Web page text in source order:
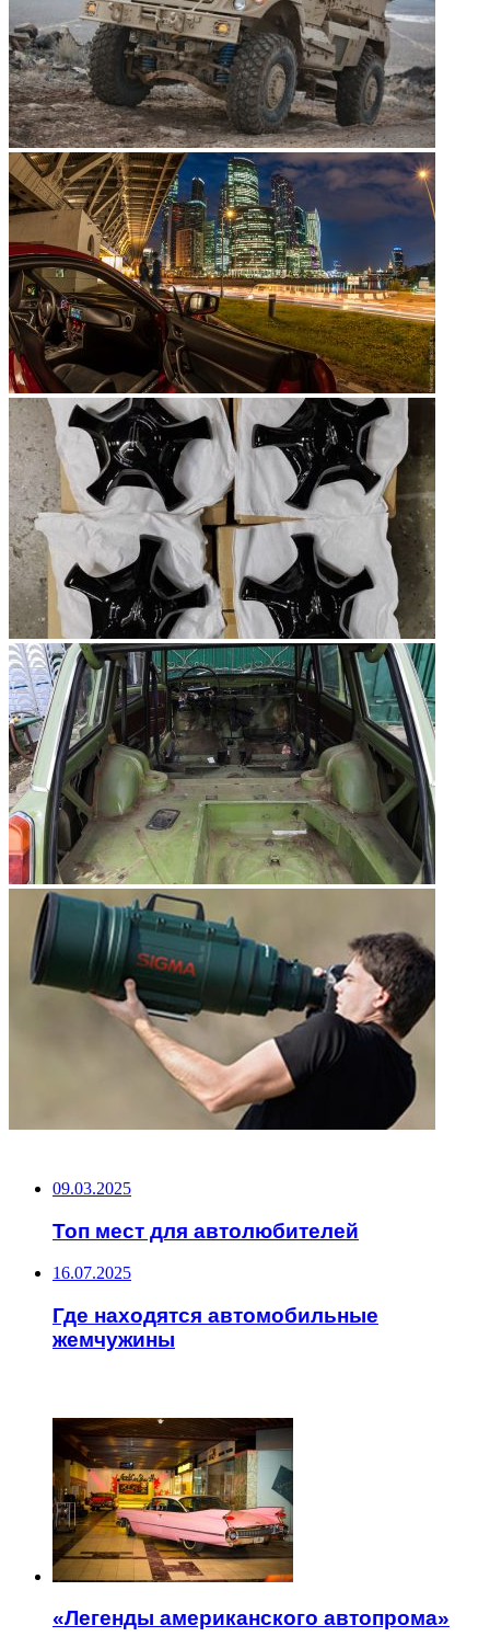
09.03.2025
Топ мест для автолюбителей
16.07.2025
Где находятся автомобильные
жемчужины
«Легенды американского автопрома»